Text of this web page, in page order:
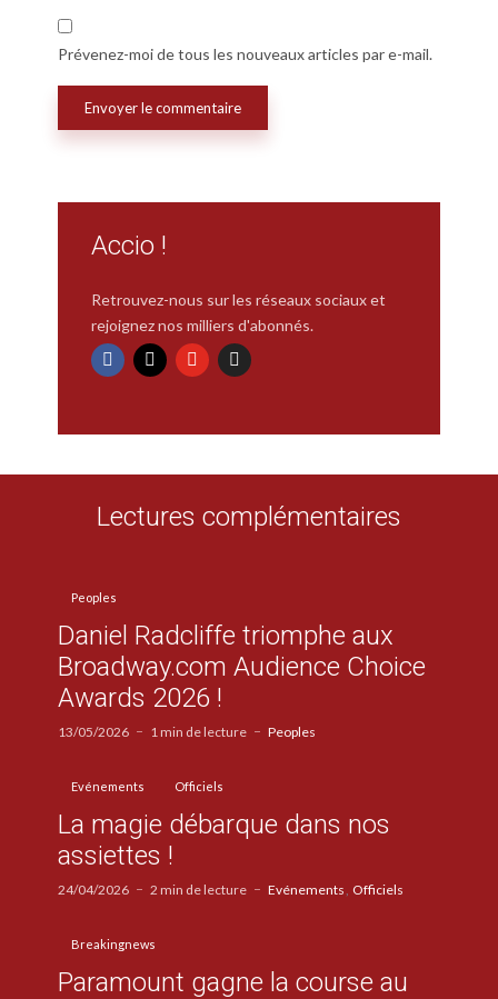
Prévenez-moi de tous les nouveaux articles par e-mail.
Accio !
Retrouvez-nous sur les réseaux sociaux et
rejoignez nos milliers d'abonnés.
Lectures complémentaires
Peoples
Daniel Radcliffe triomphe aux
Broadway.com Audience Choice
Awards 2026 !
13/05/2026 1 min de lecture Peoples
Evénements Officiels
La magie débarque dans nos
assiettes !
24/04/2026 2 min de lecture Evénements Officiels
Breakingnews
Paramount gagne la course au